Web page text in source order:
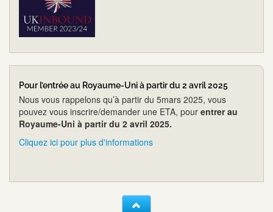
Pour l’entrée au Royaume-Uni à partir du 2 avril 2025
Nous vous rappelons qu’à partir du 5mars 2025, vous
pouvez vous inscrire/demander une ETA, pour entrer au
Royaume-Uni à partir du 2 avril 2025.
Cliquez ici pour plus d'informations